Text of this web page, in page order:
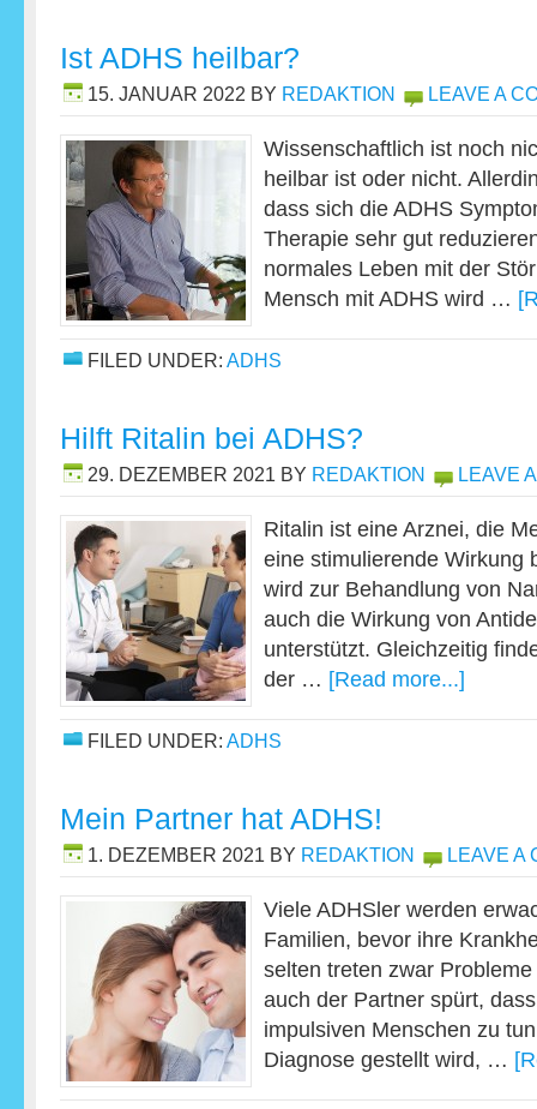
Ist ADHS heilbar?
15. JANUAR 2022 BY REDAKTION LEAVE A
Wissenschaftlich ist noch
heilbar ist oder nicht.
dass sich die ADHS
Therapie sehr gut
normales Leben mit der
Mensch mit ADHS wird …
FILED UNDER: ADHS
Hilft Ritalin bei ADHS?
29. DEZEMBER 2021 BY REDAKTION LEAVE
Ritalin ist eine Arznei, die
eine stimulierende Wirkung
wird zur Behandlung von
auch die Wirkung von
unterstützt. Gleichzeitig
der … [Read more...]
FILED UNDER: ADHS
Mein Partner hat ADHS!
1. DEZEMBER 2021 BY REDAKTION LEAVE A
Viele ADHSler werden
Familien, bevor ihre
selten treten zwar
auch der Partner spürt,
impulsiven Menschen zu
Diagnose gestellt wird, …